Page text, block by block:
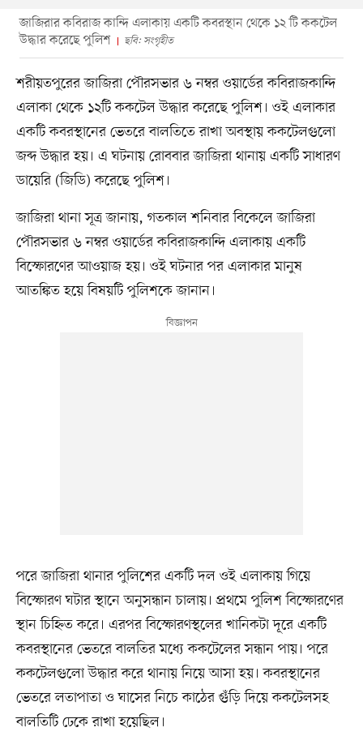
জাজিরার কবিরাজ কান্দি এলাকায় একটি কবরস্থান থেকে ১২ টি ককটেল
উদ্ধার করেছে পুলিশ
ছবি: সংগৃহীত
শরীয়তপুরের জাজিরা পৌরসভার ৬ নম্বর ওয়ার্ডের কবিরাজকান্দি
এলাকা থেকে ১২টি ককটেল উদ্ধার করেছে পুলিশ। ওই এলাকার
একটি কবরস্থানের ভেতরে বালতিতে রাখা অবস্থায় ককটেলগুলো
জব্দ উদ্ধার হয়। এ ঘটনায় রোববার জাজিরা থানায় একটি সাধারণ
ডায়েরি (জিডি) করেছে পুলিশ।
জাজিরা থানা সূত্র জানায়, গতকাল শনিবার বিকেলে জাজিরা
পৌরসভার ৬ নম্বর ওয়ার্ডের কবিরাজকান্দি এলাকায় একটি
বিস্ফোরণের আওয়াজ হয়। ওই ঘটনার পর এলাকার মানুষ
আতঙ্কিত হয়ে বিষয়টি পুলিশকে জানান।
পরে জাজিরা থানার পুলিশের একটি দল ওই এলাকায় গিয়ে
বিস্ফোরণ ঘটার স্থানে অনুসন্ধান চালায়। প্রথমে পুলিশ বিস্ফোরণের
স্থান চিহ্নিত করে। এরপর বিস্ফোরণস্থলের খানিকটা দূরে একটি
কবরস্থানের ভেতরে বালতির মধ্যে ককটেলের সন্ধান পায়। পরে
ককটেলগুলো উদ্ধার করে থানায় নিয়ে আসা হয়। কবরস্থানের
ভেতরে লতাপাতা ও ঘাসের নিচে কাঠের গুঁড়ি দিয়ে ককটেলসহ
বালতিটি ঢেকে রাখা হয়েছিল।